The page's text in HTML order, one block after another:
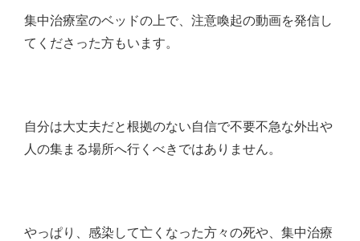
集中治療室のベッドの上で、注意喚起の動画を発信し
てくださった方もいます。
自分は大丈夫だと根拠のない自信で不要不急な外出や
人の集まる場所へ行くべきではありません。
やっぱり、感染して亡くなった方々の死や、集中治療